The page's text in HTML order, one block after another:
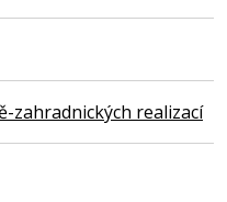
zahradnických realizací